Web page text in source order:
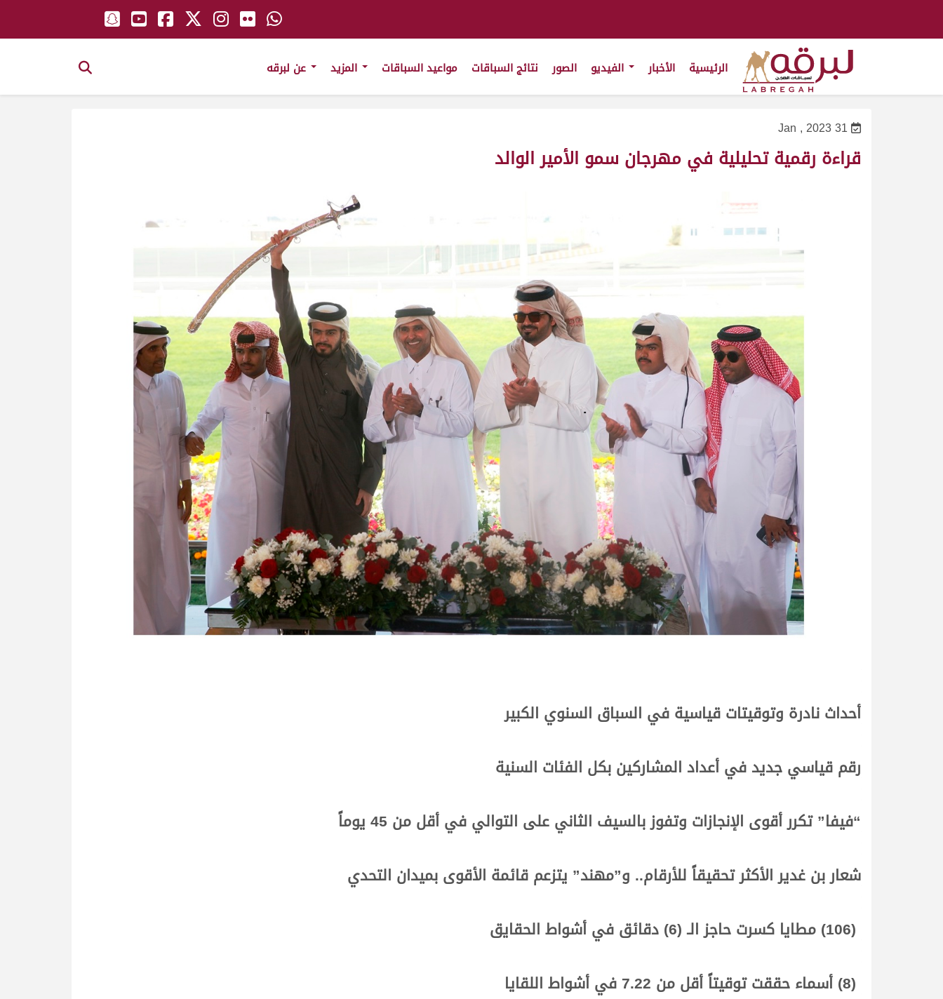
الرئيسية الأخبار الصور نتائج السباقات مواعيد السباقات
31 Jan , 2023
قراءة رقمية تحليلية في مهرجان سمو الأمير الوالد
أحداث نادرة وتوقيتات قياسية في السباق السنوي الكبير
رقم قياسي جديد في أعداد المشاركين بكل الفئات السنية
“فيفا” تكرر أقوى الإنجازات وتفوز بالسيف الثاني على التوالي في أقل من 45 يوماً
شعار بن غدير الأكثر تحقيقاً للأرقام.. و”مهند” يتزعم قائمة الأقوى بميدان التحدي
(106) مطايا كسرت حاجز الـ (6) دقائق في أشواط الحقايق
(8) أسماء حققت توقيتاً أقل من 7.22 في أشواط اللقايا